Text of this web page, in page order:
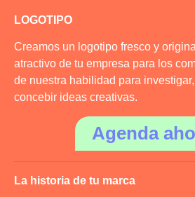
LOGOTIPO
Creamos un logotipo fresco y
atractivo de tu empresa para los
de nuestra habilidad para
concebir ideas creativas.
Agenda
La historia de tu marca